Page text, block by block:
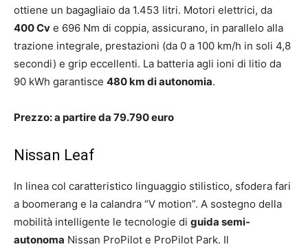
ottiene un bagagliaio da 1.453 litri. Motori elettrici, da
400 Cv e 696 Nm di coppia, assicurano, in parallelo alla
trazione integrale, prestazioni (da 0 a 100 km/h in soli 4,8
secondi) e grip eccellenti. La batteria agli ioni di litio da
90 kWh garantisce 480 km di autonomia.
Prezzo: a partire da 79.790 euro
Nissan Leaf
In linea col caratteristico linguaggio stilistico, sfodera fari
a boomerang e la calandra “V motion”. A sostegno della
mobilità intelligente le tecnologie di guida semi-
autonoma Nissan ProPilot e ProPilot Park. Il